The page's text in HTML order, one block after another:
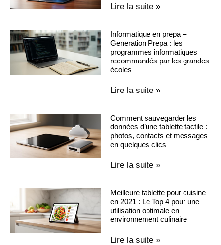
Lire la suite »
Informatique en prepa –
Generation Prepa : les
programmes informatiques
recommandés par les grandes
écoles
Lire la suite »
Comment sauvegarder les
données d’une tablette tactile :
photos, contacts et messages
en quelques clics
Lire la suite »
Meilleure tablette pour cuisine
en 2021 : Le Top 4 pour une
utilisation optimale en
environnement culinaire
Lire la suite »